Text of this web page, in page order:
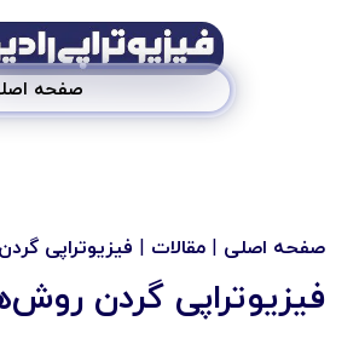
صفحه
صفحه اصلی | مقالات | فیزیوتراپی گردن
فیزیوتراپی گردن